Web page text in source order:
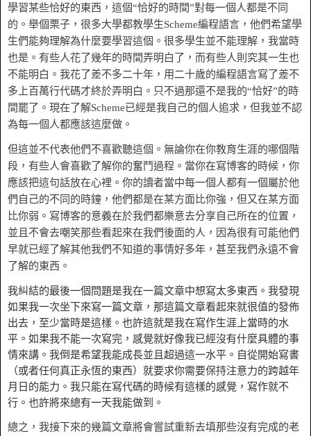
學習某些恰好的東西，這個“恰好的時間”對每一個人都是不同
的。舉個栗子，很多大學都教學生Scheme編程語言，他們希望學
生們能夠理解為什麼要學習這個。很多學生並不能理解，我當時
也是。有些人花了幾年的時間弄明白了，而有些人則究其一生也
不能明白。我花了差不多二十年，用二十歲的編程語言寫了差不
多上百萬行代碼才終於弄明白。只不過那還不是我的“恰好”的時
間罷了。現在了解Scheme已經是我自己的個人追求，但我並不認
為每一個人都應該這麼做。
但這並不代表他們不喜歡聽這個。無論你在你教育生涯的哪個階
段，有些人會喜歡了解你的奮鬥過程。當你在寫博客的時候，你
應該把這句話放在心裡。你的讀者當中每一個人都有一個屬於他
們自己的不同的時鐘，他們都是在某方面比你強，但又在某方面
比你弱。寫博客的意義在於我們都樂意去分享自己所在的位置，
並且不會去嘲笑那些看起來在我們後面的人，因為很有可能他們
早就已經了解其他我們不知道的事情好多年，甚至我們永遠不會
了解的東西。
我糾結的最後一個問題是我在一篇文章中想寫太多東西。我發現
如果我一次坐下來寫一篇文章，那這篇文章看起來就很值的發佈
出去，至少當時是這樣。也許這就是我在寫作生涯上當時的水
平。如果我不能一次寫完，感覺就好像我已經沒有什麼具體的事
情來講。我倒是希望我能成長並且超過這一水平。自從開始寫書
（或者任何真正永恆的東西）就要求你需要保持注意力的跨越年
月日的能力。我只能在寫代碼的時候有這樣的感覺，寫作就不
行。也許將來總有一天我能做到。
總之，我接下來的幾篇文章將會嘗試重新去填那些沒有完成的老